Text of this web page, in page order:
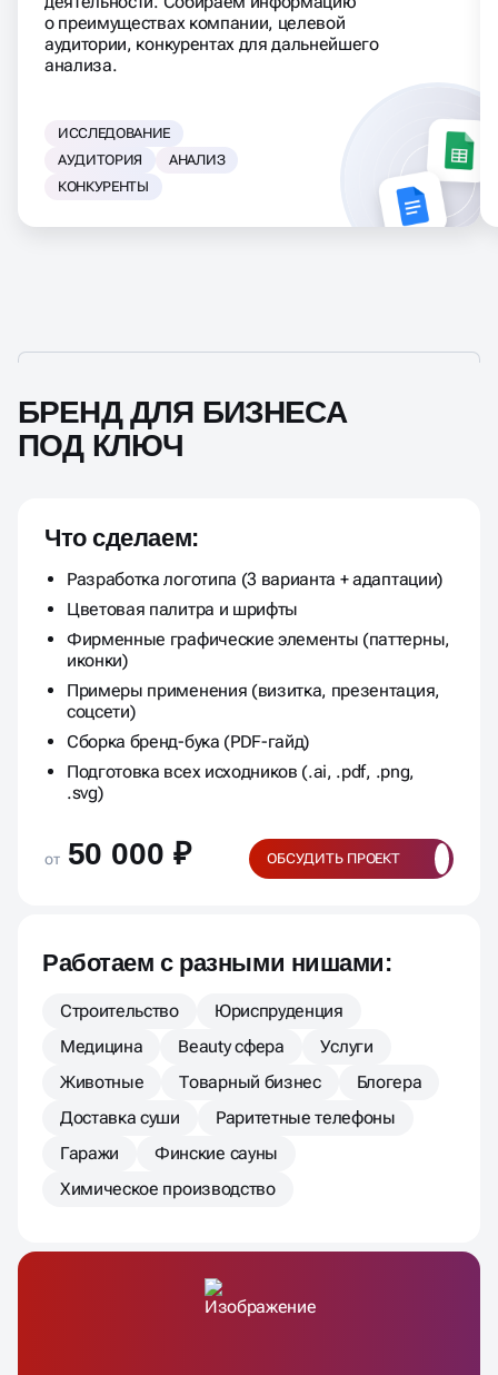
о преимуществах компании, целевой
аудитории, конкурентах для дальнейшего
анализа.
ИССЛЕДОВАНИЕ
АУДИТОРИЯ
АНАЛИЗ
КОНКУРЕНТЫ
БРЕНД ДЛЯ БИЗНЕСА
ПОД КЛЮЧ
Что сделаем:
Разработка логотипа (3 варианта + адаптации)
Цветовая палитра и шрифты
Фирменные графические элементы (паттерны,
иконки)
Примеры применения (визитка, презентация,
соцсети)
Сборка бренд-бука (PDF-гайд)
Подготовка всех исходников (.ai, .pdf, .png,
.svg)
от 50 000 ₽ ОБСУДИТЬ ПРОЕКТ
Работаем с разными нишами:
Строительство
Юриспруденция
Медицина
Beauty сфера
Услуги
Животные
Товарный бизнес
Блогера
Доставка суши
Раритетные телефоны
Гаражи
Финские сауны
Химическое производство